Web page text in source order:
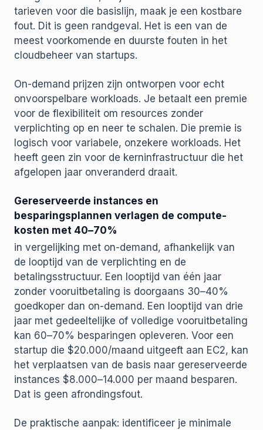
tarieven voor die basislijn, maak je een kostbare
fout. Dit is geen randgeval. Het is een van de
meest voorkomende en duurste fouten in het
cloudbeheer van startups.
On-demand prijzen zijn ontworpen voor echt
onvoorspelbare workloads. Je betaalt een premie
voor de flexibiliteit om resources zonder
verplichting op en neer te schalen. Die premie is
logisch voor variabele, onzekere workloads. Het
heeft geen zin voor de kerninfrastructuur die het
afgelopen jaar onveranderd draait.
Gereserveerde instances en
besparingsplannen verlagen de compute-
kosten met 40–70%
in vergelijking met on-demand, afhankelijk van
de looptijd van de verplichting en de
betalingsstructuur. Een looptijd van één jaar
zonder vooruitbetaling is doorgaans 30–40%
goedkoper dan on-demand. Een looptijd van drie
jaar met gedeeltelijke of volledige vooruitbetaling
kan 60–70% besparingen opleveren. Voor een
startup die $20.000/maand uitgeeft aan EC2, kan
het verplaatsen van de basis naar gereserveerde
instances $8.000–14.000 per maand besparen.
Dat is geen afrondingsfout.
De praktische aanpak: identificeer je minimale